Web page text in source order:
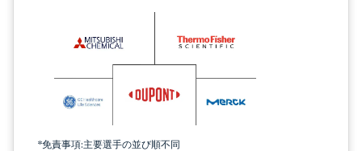
*免責事項:主要選手の並び順不同